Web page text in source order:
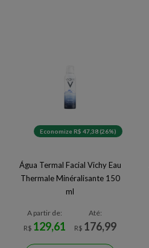
Economize R$ 47,38 (26%)
Água Termal Facial Vichy Eau
Thermale Minéralisante 150
ml
A partir de:
R$ 129,61
Até:
R$ 176,99